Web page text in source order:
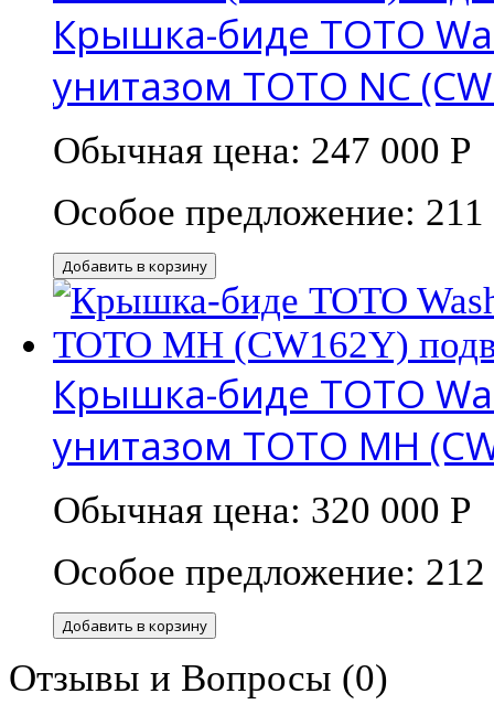
Крышка-биде TOTO
унитазом TOTO NC
Обычная цена: 247 000 Р
Особое предложение:
Добавить в корзину
Крышка-биде TOTO
унитазом TOTO MH
Обычная цена: 320 000 Р
Особое предложение:
Добавить в корзину
Отзывы и Вопросы (0)